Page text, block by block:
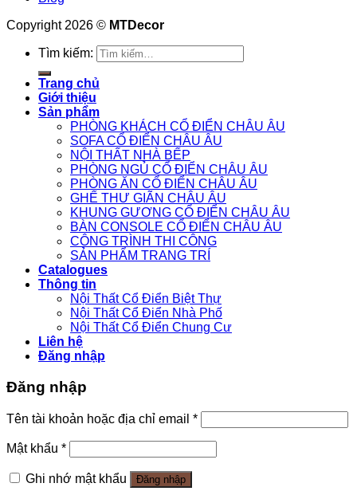
Copyright 2026 © MTDecor
Tìm kiếm:
Trang chủ
Giới thiệu
Sản phẩm
PHÒNG KHÁCH CỔ ĐIỂN CHÂU ÂU
SOFA CỔ ĐIỂN CHÂU ÂU
NỘI THẤT NHÀ BẾP
PHÒNG NGỦ CỔ ĐIỂN CHÂU ÂU
PHÒNG ĂN CỔ ĐIỂN CHÂU ÂU
GHẾ THƯ GIÃN CHÂU ÂU
KHUNG GƯƠNG CỔ ĐIỂN CHÂU ÂU
BÀN CONSOLE CỔ ĐIỂN CHÂU ÂU
CÔNG TRÌNH THI CÔNG
SẢN PHẨM TRANG TRÍ
Catalogues
Thông tin
Nội Thất Cổ Điển Biệt Thự
Nội Thất Cổ Điển Nhà Phố
Nội Thất Cổ Điển Chung Cư
Liên hệ
Đăng nhập
Đăng nhập
Tên tài khoản hoặc địa chỉ email *
Mật khẩu *
Ghi nhớ mật khẩu Đăng nhập